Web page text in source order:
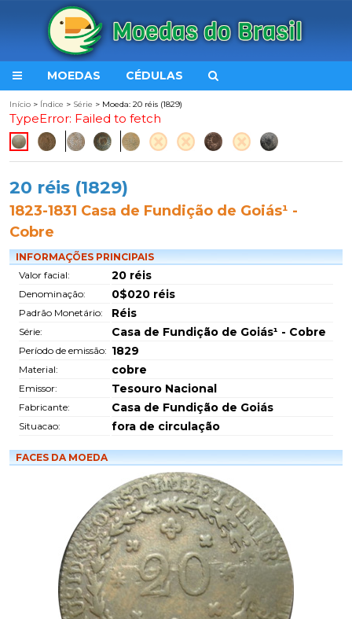
MOEDAS CÉDULAS
Início > Índice > Série > Moeda: 20 réis (1829)
TypeError: Failed to fetch
20 réis (1829)
1823-1831 Casa de Fundição de Goiás¹ -
Cobre
INFORMAÇÕES PRINCIPAIS
Valor facial:
20 réis
Denominação: 0$020 réis
Padrão Monetário: Réis
Série: Casa de Fundição de Goiás¹ - Cobre
Período de emissão: 1829
Material: cobre
Emissor: Tesouro Nacional
Fabricante: Casa de Fundição de Goiás
Situacao: fora de circulação
FACES DA MOEDA